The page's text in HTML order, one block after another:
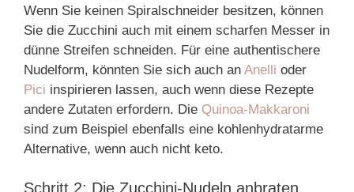
Wenn Sie keinen Spiralschneider besitzen, können
Sie die Zucchini auch mit einem scharfen Messer in
dünne Streifen schneiden. Für eine authentischere
Nudelform, könnten Sie sich auch an Anelli oder
Pici inspirieren lassen, auch wenn diese Rezepte
andere Zutaten erfordern. Die Quinoa-Makkaroni
sind zum Beispiel ebenfalls eine kohlenhydratarme
Alternative, wenn auch nicht keto.
Schritt 2: Die Zucchini-Nudeln anbraten